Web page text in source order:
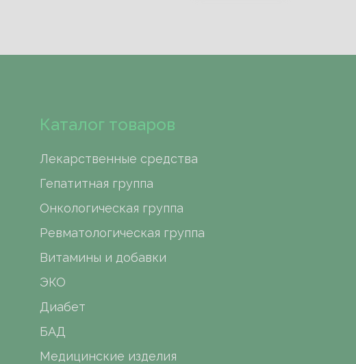
Каталог товаров
Лекарственные средства
Гепатитная группа
Онкологическая группа
Ревматологическая группа
Витамины и добавки
ЭКО
Диабет
БАД
Медицинские изделия